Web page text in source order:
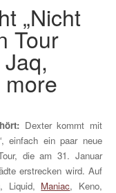
„Nicht
Tour
Dexter kommt mit
einfach ein paar neue
die am 31. Januar
erstrecken wird. Auf
Liquid, Maniac, Keno,